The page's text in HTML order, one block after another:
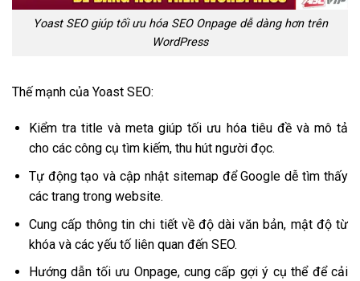
Yoast SEO giúp tối ưu hóa SEO Onpage dễ dàng hơn trên
WordPress
Thế mạnh của Yoast SEO:
Kiểm tra title và meta giúp tối ưu hóa tiêu đề và mô tả
cho các công cụ tìm kiếm, thu hút người đọc.
Tự động tạo và cập nhật sitemap để Google dễ tìm thấy
các trang trong website.
Cung cấp thông tin chi tiết về độ dài văn bản, mật độ từ
khóa và các yếu tố liên quan đến SEO.
Hướng dẫn tối ưu Onpage, cung cấp gợi ý cụ thể để cải